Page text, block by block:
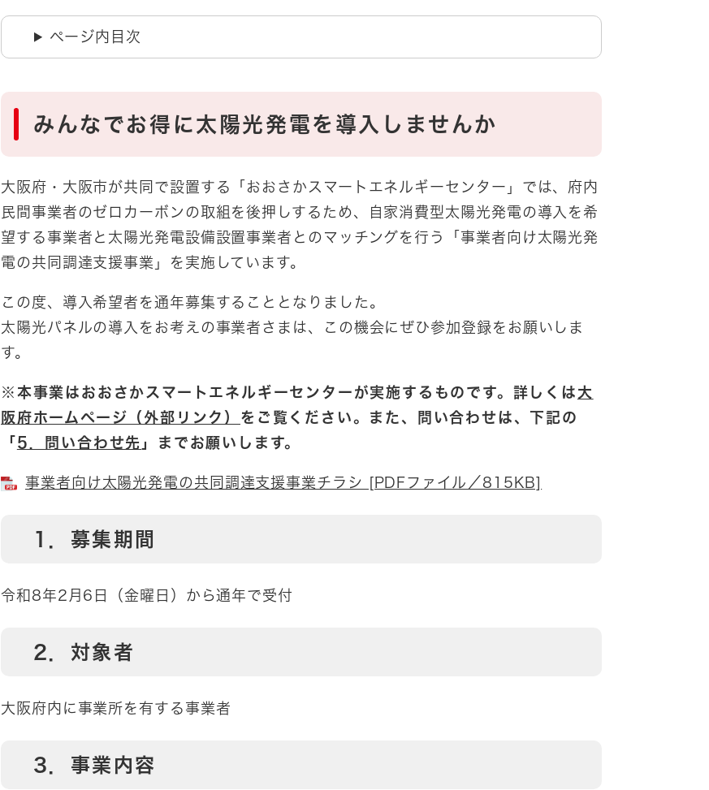
ページ内目次
みんなでお得に太陽光発電を導入しませんか
大阪府・大阪市が共同で設置する「おおさかスマートエネルギーセンター」では、府内
民間事業者のゼロカーボンの取組を後押しするため、自家消費型太陽光発電の導入を希
望する事業者と太陽光発電設備設置事業者とのマッチングを行う「事業者向け太陽光発
電の共同調達支援事業」を実施しています。
この度、導入希望者を通年募集することとなりました。
太陽光パネルの導入をお考えの事業者さまは、この機会にぜひ参加登録をお願いしま
す。
※本事業はおおさかスマートエネルギーセンターが実施するものです。詳しくは 大
阪府ホームページ（外部リンク） をご覧ください。また、問い合わせは、下記の
「 5．問い合わせ先 」までお願いします。
事業者向け太陽光発電の共同調達支援事業チラシ [PDFファイル／815KB]
1．募集期間
令和8年2月6日（金曜日）から通年で受付
2．対象者
大阪府内に事業所を有する事業者
3．事業内容